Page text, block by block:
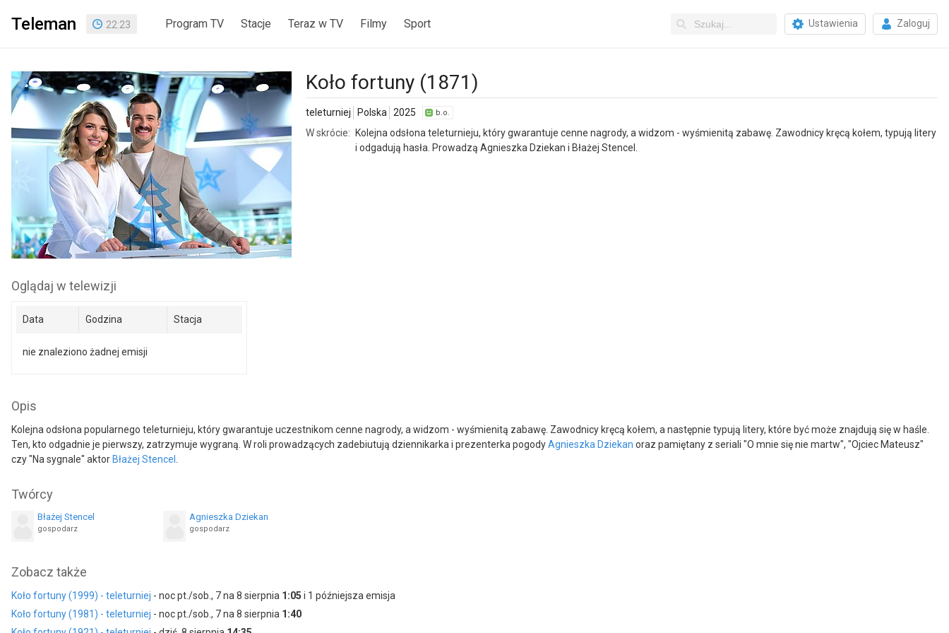
Teleman 22:23 Program TV Stacje Teraz w TV Filmy Sport Ustawienia Zaloguj
Koło fortuny (1871)
teleturniej Polska 2025 b.o.
W skrócie:
Kolejna odsłona teleturnieju, który gwarantuje cenne nagrody, a widzom - wyśmienitą zabawę. Zawodnicy kręcą kołem, typują litery
i odgadują hasła. Prowadzą Agnieszka Dziekan i Błażej Stencel.
Oglądaj w telewizji
Data Godzina Stacja
nie znaleziono żadnej emisji
Opis
Kolejna odsłona popularnego teleturnieju, który gwarantuje uczestnikom cenne nagrody, a widzom - wyśmienitą zabawę. Zawodnicy kręcą kołem, a następnie typują litery, które być może znajdują się w haśle.
Ten, kto odgadnie je pierwszy, zatrzymuje wygraną. W roli prowadzących zadebiutują dziennikarka i prezenterka pogodyAgnieszka Dziekan oraz pamiętany z seriali "O mnie się nie martw", "Ojciec Mateusz"
czy "Na sygnale" aktor Błażej Stencel
Twórcy
Błażej Stencel
gospodarz
Agnieszka Dziekan
gospodarz
Zobacz także
Koło fortuny (1999) - teleturniej - noc pt./sob., 7 na 8 sierpnia 1:05 i 1 późniejsza emisja
Koło fortuny (1981) - teleturniej - noc pt./sob., 7 na 8 sierpnia 1:40